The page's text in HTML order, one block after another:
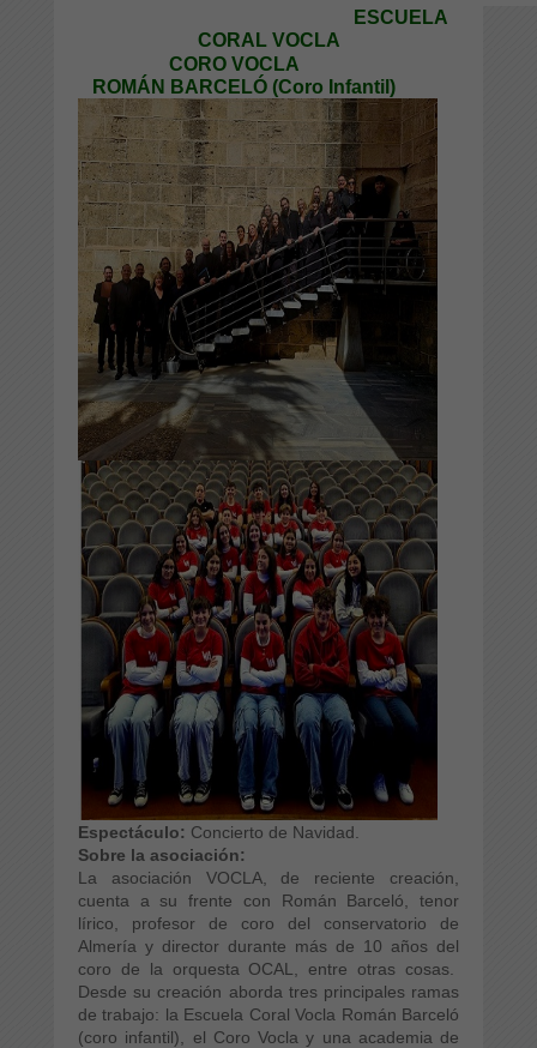
ESCUELA
CORAL VOCLA
CORO VOCLA
ROMÁN BARCELÓ (Coro Infantil)
Espectáculo: Concierto de Navidad.
Sobre la asociación:
La asociación VOCLA, de reciente creación,
cuenta a su frente con Román Barceló, tenor
lírico, profesor de coro del conservatorio de
Almería y director durante más de 10 años del
coro de la orquesta OCAL, entre otras cosas.
Desde su creación aborda tres principales ramas
de trabajo: la Escuela Coral Vocla Román Barceló
(coro infantil), el Coro Vocla y una academia de